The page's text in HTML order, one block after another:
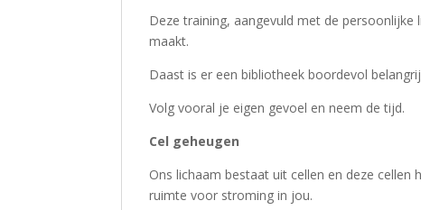
Deze training, aangevuld met de
maakt.
Daast is er een bibliotheek boordevol
Volg vooral je eigen gevoel en neem de tijd.
Cel geheugen
Ons lichaam bestaat uit cellen en deze cellen
ruimte voor stroming in jou.